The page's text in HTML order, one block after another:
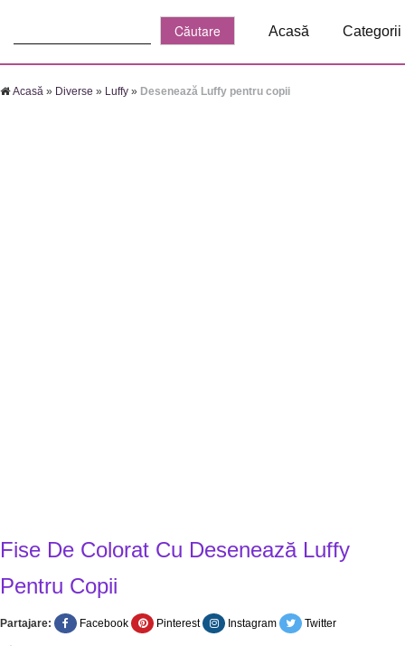
Acasă Categorii
Acasă » Diverse » Luffy » Desenează Luffy pentru copii
Fise De Colorat Cu Desenează Luffy
Pentru Copii
Partajare: Facebook Pinterest Instagram Twitter